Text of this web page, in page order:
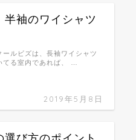
半袖のワイシャツ
2019年5月8日
ルビズは、長袖ワイシャツ
てる室内であれば、 …